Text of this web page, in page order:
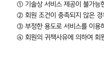
① 기술상 서비스 제공이 불가능
② 회원 조건이 충족되지 않은 경
③ 부정한 용도로 서비스를 이용
④ 회원의 귀책사유에 의하여 회